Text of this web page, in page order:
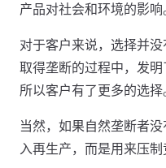
产品对社会和环境的影响
对于客户来说，选择并
取得垄断的过程中，发明
所以客户有了更多的选择
当然，如果自然垄断者
入再生产，而是用来压制